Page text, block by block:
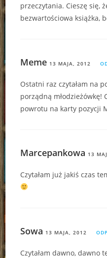
przeczytania. Cieszę się,
bezwartościowa książka,
Meme 13 MAJA, 2012
Ostatni raz czytałam na
porządną młodzieżówkę!
powrotu na karty pozycji
Marcepankowa 13
Czytałam już jakiś czas
Sowa 13 MAJA, 2012
Czytałam dawno, dawno